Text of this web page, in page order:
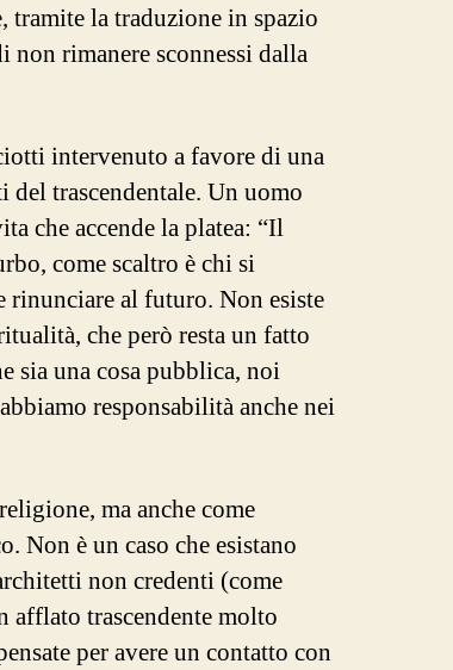
tramite la traduzione in spazio
non rimanere sconnessi dalla
intervenuto a favore di una
trascendentale. Un uomo
che accende la platea: “Il
come scaltro è chi si
rinunciare al futuro. Non esiste
che però resta un fatto
sia una cosa pubblica, noi
responsabilità anche nei
ma anche come
Non è un caso che esistano
non credenti (come
afflato trascendente molto
per avere un contatto con